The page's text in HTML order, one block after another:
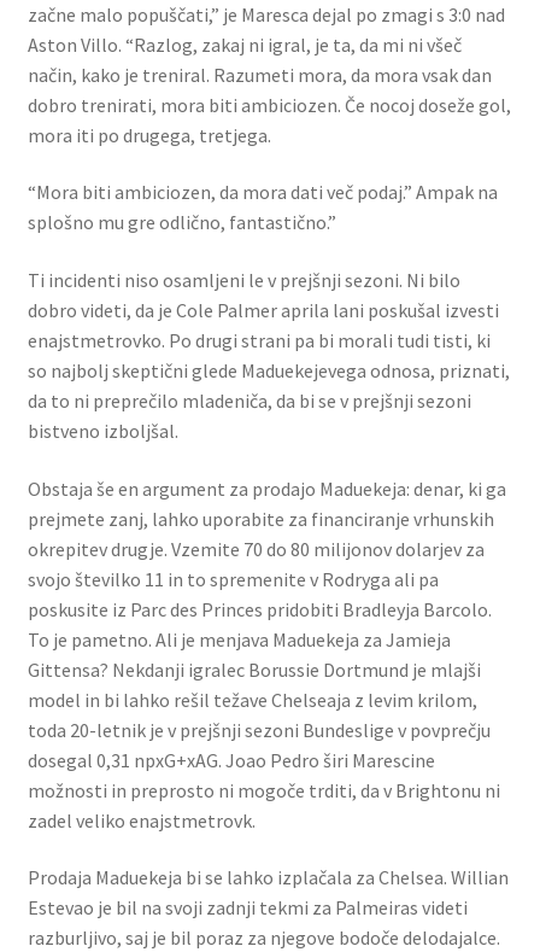
začne malo popuščati,” je Maresca dejal po zmagi s 3:0 nad
Aston Villo. “Razlog, zakaj ni igral, je ta, da mi ni všeč
način, kako je treniral. Razumeti mora, da mora vsak dan
dobro trenirati, mora biti ambiciozen. Če nocoj doseže gol,
mora iti po drugega, tretjega.
“Mora biti ambiciozen, da mora dati več podaj.” Ampak na
splošno mu gre odlično, fantastično.”
Ti incidenti niso osamljeni le v prejšnji sezoni. Ni bilo
dobro videti, da je Cole Palmer aprila lani poskušal izvesti
enajstmetrovko. Po drugi strani pa bi morali tudi tisti, ki
so najbolj skeptični glede Maduekejevega odnosa, priznati,
da to ni preprečilo mladeniča, da bi se v prejšnji sezoni
bistveno izboljšal.
Obstaja še en argument za prodajo Maduekeja: denar, ki ga
prejmete zanj, lahko uporabite za financiranje vrhunskih
okrepitev drugje. Vzemite 70 do 80 milijonov dolarjev za
svojo številko 11 in to spremenite v Rodryga ali pa
poskusite iz Parc des Princes pridobiti Bradleyja Barcolo.
To je pametno. Ali je menjava Maduekeja za Jamieja
Gittensa? Nekdanji igralec Borussie Dortmund je mlajši
model in bi lahko rešil težave Chelseaja z levim krilom,
toda 20-letnik je v prejšnji sezoni Bundeslige v povprečju
dosegal 0,31 npxG+xAG. Joao Pedro širi Marescine
možnosti in preprosto ni mogoče trditi, da v Brightonu ni
zadel veliko enajstmetrovk.
Prodaja Maduekeja bi se lahko izplačala za Chelsea. Willian
Estevao je bil na svoji zadnji tekmi za Palmeiras videti
razburljivo, saj je bil poraz za njegove bodoče delodajalce.